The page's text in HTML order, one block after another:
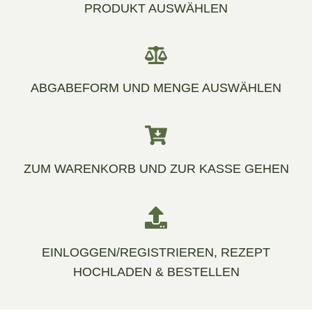
PRODUKT AUSWÄHLEN
ABGABEFORM UND MENGE AUSWÄHLEN
ZUM WARENKORB UND ZUR KASSE GEHEN
EINLOGGEN/REGISTRIEREN, REZEPT
HOCHLADEN & BESTELLEN